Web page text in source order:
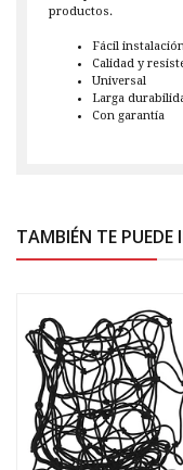
productos.
Fácil
Calidad y
Universal
Larga
Con garantía
TAMBIÉN TE PUEDE